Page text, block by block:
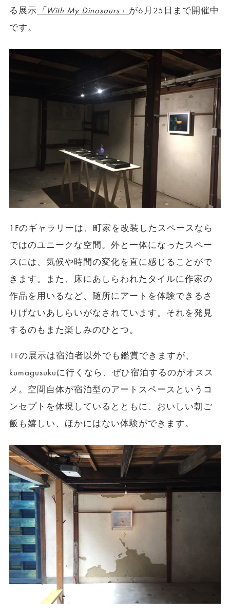
る展示 「With My Dinosaurs」 が6月25日まで開催中
です。
1Fのギャラリーは、町家を改装したスペースなら
ではのユニークな空間。外と一体になったスペー
スには、気候や時間の変化を直に感じることがで
きます。また、床にあしらわれたタイルに作家の
作品を用いるなど、随所にアートを体験できるさ
りげないあしらいがなされています。それを発見
するのもまた楽しみのひとつ。
1Fの展示は宿泊者以外でも鑑賞できますが、
kumagusukuに行くなら、ぜひ宿泊するのがオスス
メ。空間自体が宿泊型のアートスペースというコ
ンセプトを体現しているとともに、おいしい朝ご
飯も嬉しい、ほかにはない体験ができます。